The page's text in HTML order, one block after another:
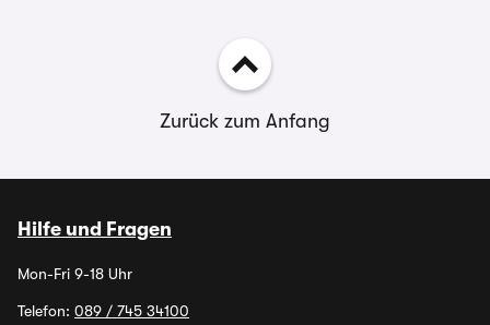
Zurück zum Anfang
Hilfe und Fragen
Mon-Fri 9-18 Uhr
Telefon: 089 / 745 34100